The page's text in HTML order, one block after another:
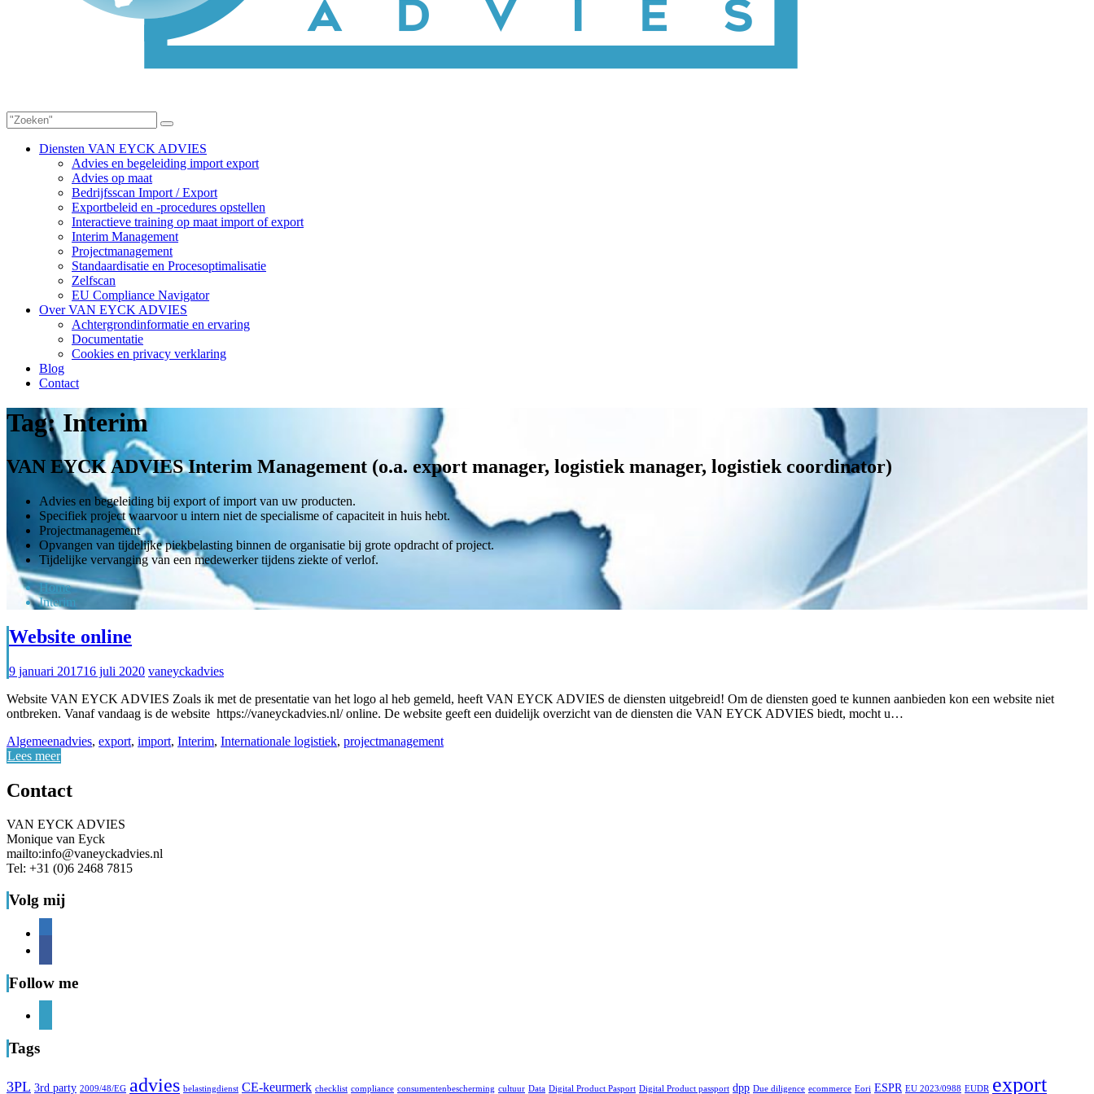
Diensten VAN EYCK ADVIES
Advies en begeleiding import export
Advies op maat
Bedrijfsscan Import / Export
Exportbeleid en -procedures opstellen
Interactieve training op maat import of export
Interim Management
Projectmanagement
Standaardisatie en Procesoptimalisatie
Zelfscan
EU Compliance Navigator
Over VAN EYCK ADVIES
Achtergrondinformatie en ervaring
Documentatie
Cookies en privacy verklaring
Blog
Contact
Tag: Interim
VAN EYCK ADVIES Interim Management (o.a. export manager, logistiek manager, logistiek coordinator)
Advies en begeleiding bij export of import van uw producten.
Specifiek project waarvoor u intern niet de specialisme of capaciteit in huis hebt.
Projectmanagement
Opvangen van tijdelijke piekbelasting binnen de organisatie bij grote opdracht of project.
Tijdelijke vervanging van een medewerker tijdens ziekte of verlof.
Home
Interim
Website online
9 januari 201716 juli 2020 vaneyckadvies
Website VAN EYCK ADVIES Zoals ik met de presentatie van het logo al heb gemeld, heeft VAN EYCK ADVIES de diensten uitgebreid! Om de diensten goed te kunnen aanbieden kon een website niet
ontbreken. Vanaf vandaag is de website https://vaneyckadvies.nl/ online. De website geeft een duidelijk overzicht van de diensten die VAN EYCK ADVIES biedt, mocht u…
Algemeenadvies, export, import, Interim, Internationale logistiek, projectmanagement
Lees meer
Contact
VAN EYCK ADVIES
Monique van Eyck
mailto:info@vaneyckadvies.nl
Tel: +31 (0)6 2468 7815
Volg mij
Follow me
Tags
3PL 3rd party 2009/48/EG advies belastingdienst CE-keurmerk checklist compliance consumentenbescherming cultuur Data Digital Product Pasport Digital Product passport dpp Due diligence ecommerce Eori ESPR EU 2023/0988 EUDR export